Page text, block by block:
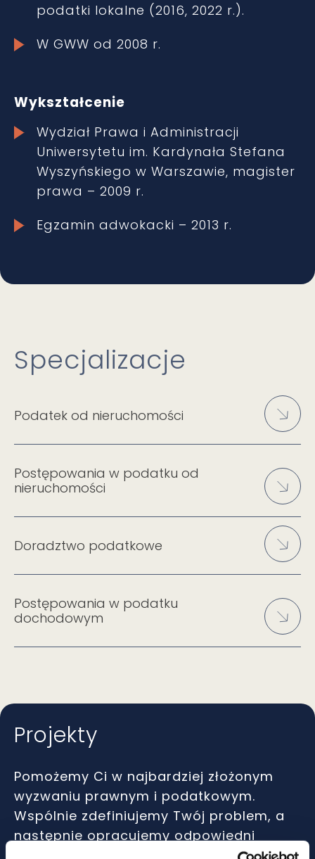
podatki lokalne (2016, 2022 r.).
W GWW od 2008 r.
Wykształcenie
Wydział Prawa i Administracji
Uniwersytetu im. Kardynała Stefana
Wyszyńskiego w Warszawie, magister
prawa – 2009 r.
Egzamin adwokacki – 2013 r.
Specjalizacje
Podatek od nieruchomości
Postępowania w podatku od
nieruchomości
Doradztwo podatkowe
Postępowania w podatku
dochodowym
Projekty
Pomożemy Ci w najbardziej złożonym
wyzwaniu prawnym i podatkowym.
Wspólnie zdefiniujemy Twój problem, a
następnie opracujemy odpowiedni